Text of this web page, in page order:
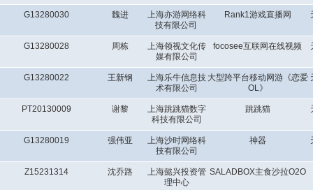
G13280030 魏进
上海亦游网络科
技有限公司
Rank1游戏直播网
G13280028 周栋
上海领视文化传
媒有限公司
focosee互联网在线视频
G13280022 王新钢
上海乐牛信息技
术有限公司
大型跨平台移动网游《恋爱
OL》
PT20130009 谢黎
上海跳跳猫数字
科技有限公司
跳跳猫
G13280019 强伟亚
上海沙时网络科
技有限公司
神器
Z15231314 沈乔路
上海懿兴投资管
理中心
SALADBOX主食沙拉O2O